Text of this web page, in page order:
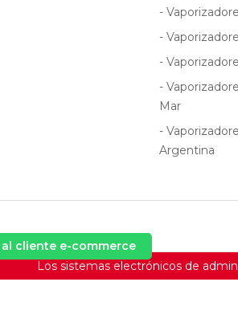
-
-
-
-
Mar
-
Argentina
Los sistemas electrónicos de
al cliente e-commerce